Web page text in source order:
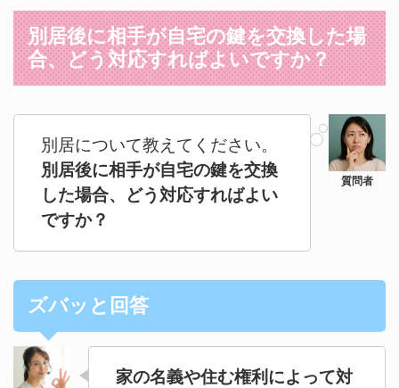
別居後に相手が自宅の鍵を交換した場
合、どう対応すればよいですか？
別居について教えてください。
別居後に相手が自宅の鍵を交換
した場合、どう対応すればよい
ですか？
ズバッと回答
家の名義や住む権利によって対